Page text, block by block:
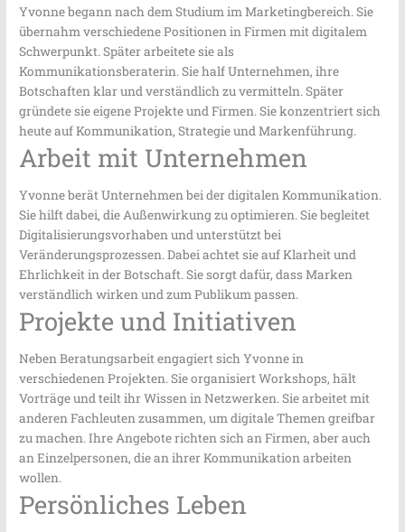
Yvonne begann nach dem Studium im Marketingbereich. Sie
übernahm verschiedene Positionen in Firmen mit digitalem
Schwerpunkt. Später arbeitete sie als
Kommunikationsberaterin. Sie half Unternehmen, ihre
Botschaften klar und verständlich zu vermitteln. Später
gründete sie eigene Projekte und Firmen. Sie konzentriert sich
heute auf Kommunikation, Strategie und Markenführung.
Arbeit mit Unternehmen
Yvonne berät Unternehmen bei der digitalen Kommunikation.
Sie hilft dabei, die Außenwirkung zu optimieren. Sie begleitet
Digitalisierungsvorhaben und unterstützt bei
Veränderungsprozessen. Dabei achtet sie auf Klarheit und
Ehrlichkeit in der Botschaft. Sie sorgt dafür, dass Marken
verständlich wirken und zum Publikum passen.
Projekte und Initiativen
Neben Beratungsarbeit engagiert sich Yvonne in
verschiedenen Projekten. Sie organisiert Workshops, hält
Vorträge und teilt ihr Wissen in Netzwerken. Sie arbeitet mit
anderen Fachleuten zusammen, um digitale Themen greifbar
zu machen. Ihre Angebote richten sich an Firmen, aber auch
an Einzelpersonen, die an ihrer Kommunikation arbeiten
wollen.
Persönliches Leben